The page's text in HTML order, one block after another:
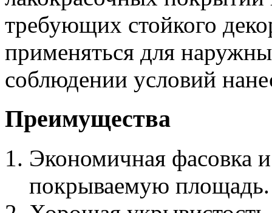
требующих стойкого
применяться для
соблюдении условий
Преимущества
Экономичная фасовка
покрываемую площадь.